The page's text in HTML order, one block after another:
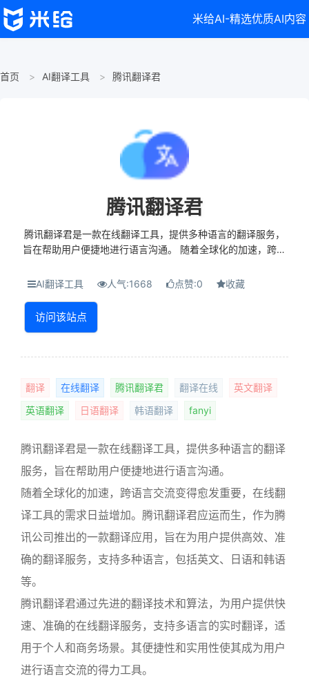
米给AI-精选优质AI内容
首页 AI翻译工具 腾讯翻译君
腾讯翻译君
腾讯翻译君是一款在线翻译工具，提供多种语言的翻译服务，
旨在帮助用户便捷地进行语言沟通。 随着全球化的加速，跨语
译君应运而生，作为腾讯公司推出的一款翻...
AI翻译工具 人气:1668 点赞:0 收藏
访问该站点
翻译 在线翻译 腾讯翻译君 翻译在线
英文翻译
英语翻译
日语翻译 韩语翻译 fanyi
腾讯翻译君是一款在线翻译工具，提供多种语言的翻译
服务，旨在帮助用户便捷地进行语言沟通。
随着全球化的加速，跨语言交流变得愈发重要，在线翻
译工具的需求日益增加。腾讯翻译君应运而生，作为腾
讯公司推出的一款翻译应用，旨在为用户提供高效、准
确的翻译服务，支持多种语言，包括英文、日语和韩语
等。
腾讯翻译君通过先进的翻译技术和算法，为用户提供快
速、准确的在线翻译服务，支持多语言的实时翻译，适
用于个人和商务场景。其便捷性和实用性使其成为用户
进行语言交流的得力工具。